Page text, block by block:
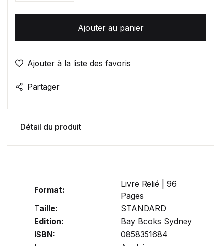
Ajouter au panier
Ajouter à la liste des favoris
Partager
Détail du produit
Format:
Livre Relié | 96
Pages
Taille:
STANDARD
Edition:
Bay Books Sydney
ISBN:
0858351684